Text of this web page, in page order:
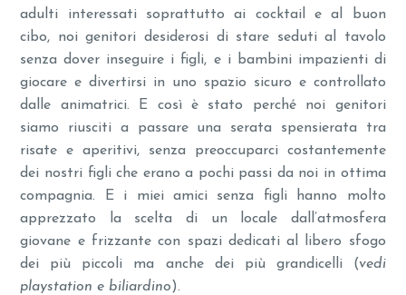
adulti interessati soprattutto ai cocktail e al buon
cibo, noi genitori desiderosi di stare seduti al tavolo
senza dover inseguire i figli, e i bambini impazienti di
giocare e divertirsi in uno spazio sicuro e controllato
dalle animatrici. E così è stato perché noi genitori
siamo riusciti a passare una serata spensierata tra
risate e aperitivi, senza preoccuparci costantemente
dei nostri figli che erano a pochi passi da noi in ottima
compagnia. E i miei amici senza figli hanno molto
apprezzato la scelta di un locale dall’atmosfera
giovane e frizzante con spazi dedicati al libero sfogo
dei più piccoli ma anche dei più grandicelli (vedi
playstation e biliardino).